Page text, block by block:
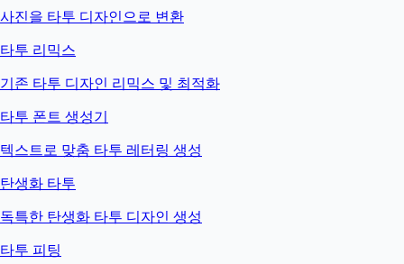
사진을 타투 디자인으로 변환
타투 리믹스
기존 타투 디자인 리믹스 및 최적화
타투 폰트 생성기
텍스트로 맞춤 타투 레터링 생성
탄생화 타투
독특한 탄생화 타투 디자인 생성
타투 피팅